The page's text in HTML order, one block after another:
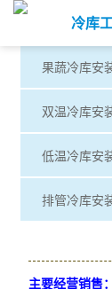
冷库
果蔬冷库安
双温冷库安
低温冷库安
排管冷库安
主要经营销售：